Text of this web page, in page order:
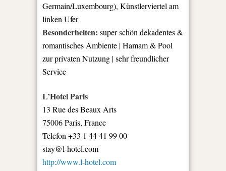
Germain/Luxembourg), Künstlerviertel am
linken Ufer
Besonderheiten: super schön dekadentes &
romantisches Ambiente | Hamam & Pool
zur privaten Nutzung | sehr freundlicher
Service
L’Hotel Paris
13 Rue des Beaux Arts
75006 Paris, France
Telefon +33 1 44 41 99 00
stay@l-hotel.com
http://www.l-hotel.com